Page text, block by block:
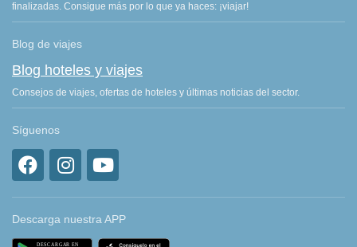
finalizadas. Consigue más por lo que ya haces: ¡viajar!
Blog de viajes
Blog hoteles y viajes
Consejos de viajes, ofertas de hoteles y últimas noticias del sector.
Síguenos
Descarga nuestra APP